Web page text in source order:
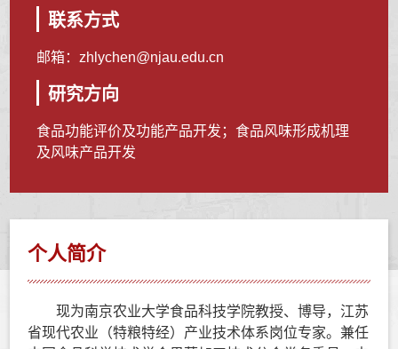
联系方式
邮箱： zhlychen@njau.edu.cn
研究方向
食品功能评价及功能产品开发；食品风味形成机理
及风味产品开发
个人简介
现为南京农业大学食品科技学院教授、博导，江苏
省现代农业（特粮特经）产业技术体系岗位专家。兼任